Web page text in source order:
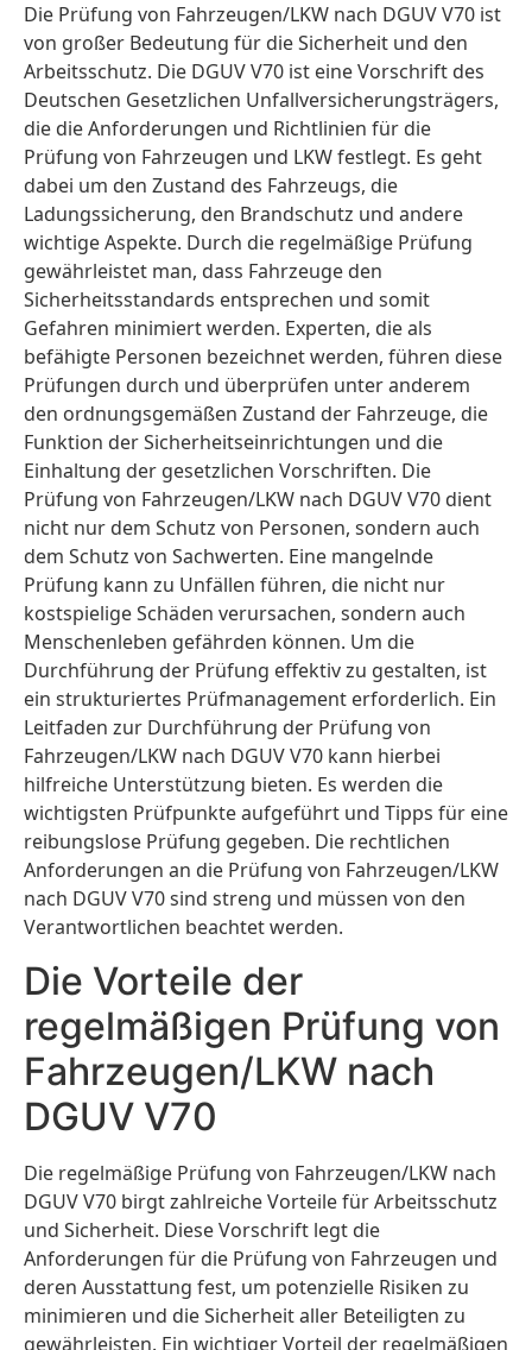
Die Prüfung von Fahrzeugen/LKW nach DGUV V70 ist
von großer Bedeutung für die Sicherheit und den
Arbeitsschutz. Die DGUV V70 ist eine Vorschrift des
Deutschen Gesetzlichen Unfallversicherungsträgers,
die die Anforderungen und Richtlinien für die
Prüfung von Fahrzeugen und LKW festlegt. Es geht
dabei um den Zustand des Fahrzeugs, die
Ladungssicherung, den Brandschutz und andere
wichtige Aspekte. Durch die regelmäßige Prüfung
gewährleistet man, dass Fahrzeuge den
Sicherheitsstandards entsprechen und somit
Gefahren minimiert werden. Experten, die als
befähigte Personen bezeichnet werden, führen diese
Prüfungen durch und überprüfen unter anderem
den ordnungsgemäßen Zustand der Fahrzeuge, die
Funktion der Sicherheitseinrichtungen und die
Einhaltung der gesetzlichen Vorschriften. Die
Prüfung von Fahrzeugen/LKW nach DGUV V70 dient
nicht nur dem Schutz von Personen, sondern auch
dem Schutz von Sachwerten. Eine mangelnde
Prüfung kann zu Unfällen führen, die nicht nur
kostspielige Schäden verursachen, sondern auch
Menschenleben gefährden können. Um die
Durchführung der Prüfung effektiv zu gestalten, ist
ein strukturiertes Prüfmanagement erforderlich. Ein
Leitfaden zur Durchführung der Prüfung von
Fahrzeugen/LKW nach DGUV V70 kann hierbei
hilfreiche Unterstützung bieten. Es werden die
wichtigsten Prüfpunkte aufgeführt und Tipps für eine
reibungslose Prüfung gegeben. Die rechtlichen
Anforderungen an die Prüfung von Fahrzeugen/LKW
nach DGUV V70 sind streng und müssen von den
Verantwortlichen beachtet werden.
Die Vorteile der
regelmäßigen Prüfung von
Fahrzeugen/LKW nach
DGUV V70
Die regelmäßige Prüfung von Fahrzeugen/LKW nach
DGUV V70 birgt zahlreiche Vorteile für Arbeitsschutz
und Sicherheit. Diese Vorschrift legt die
Anforderungen für die Prüfung von Fahrzeugen und
deren Ausstattung fest, um potenzielle Risiken zu
minimieren und die Sicherheit aller Beteiligten zu
gewährleisten. Ein wichtiger Vorteil der regelmäßigen